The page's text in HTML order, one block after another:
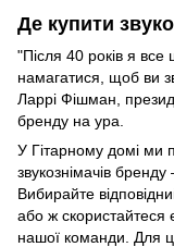
Де купити
"Після 40 років я
намагатися, щоб ви
Ларрі Фішман,
бренду на ура.
У Гітарному домі ми
звукознімачів
Вибирайте
або ж скористайтеся
нашої команди. Для